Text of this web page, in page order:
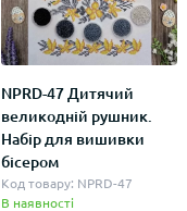
NPRD-47 Дитячий
великодній рушник.
Набір для вишивки
бісером
Код товару: NPRD-47
В наявності